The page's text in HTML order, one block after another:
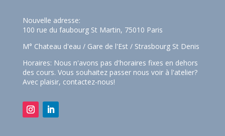
Nouvelle adresse:
100 rue du faubourg St Martin, 75010 Paris
M° Chateau d'eau / Gare de l'Est / Strasbourg St Denis
Horaires: Nous n'avons pas d'horaires fixes en dehors
des cours. Vous souhaitez passer nous voir à l'atelier?
Avec plaisir, contactez-nous!